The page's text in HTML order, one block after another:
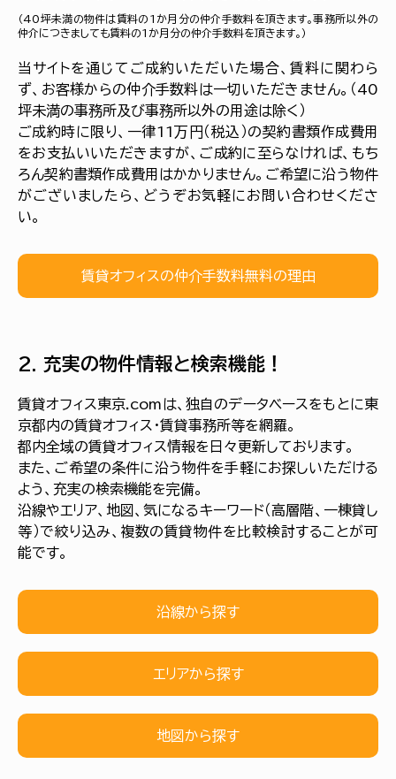
（40坪未満の物件は賃料の1か月分の仲介手数料を頂きます。事務所以外の
仲介につきましても賃料の1か月分の仲介手数料を頂きます。）
当サイトを通じてご成約いただいた場合、賃料に関わら
ず、お客様からの仲介手数料は一切いただきません。（40
坪未満の事務所及び事務所以外の用途は除く）
ご成約時に限り、一律11万円（税込）の契約書類作成費用
をお支払いいただきますが、ご成約に至らなければ、もち
ろん契約書類作成費用はかかりません。ご希望に沿う物件
がございましたら、どうぞお気軽にお問い合わせくださ
い。
賃貸オフィスの仲介手数料無料の理由
2. 充実の物件情報と検索機能！
賃貸オフィス東京.comは、独自のデータベースをもとに東
京都内の賃貸オフィス・賃貸事務所等を網羅。
都内全域の賃貸オフィス情報を日々更新しております。
また、ご希望の条件に沿う物件を手軽にお探しいただける
よう、充実の検索機能を完備。
沿線やエリア、地図、気になるキーワード（高層階、一棟貸し
等）で絞り込み、複数の賃貸物件を比較検討することが可
能です。
沿線から探す
エリアから探す
地図から探す